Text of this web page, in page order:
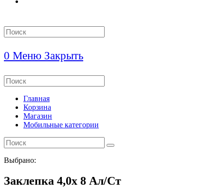
Search
this
0 Меню Закрыть
Search
this
websiteГлавная
Корзина
Магазин
Мобильные категории
Выбрано:
Заклепка 4,0х 8 Ал/Ст